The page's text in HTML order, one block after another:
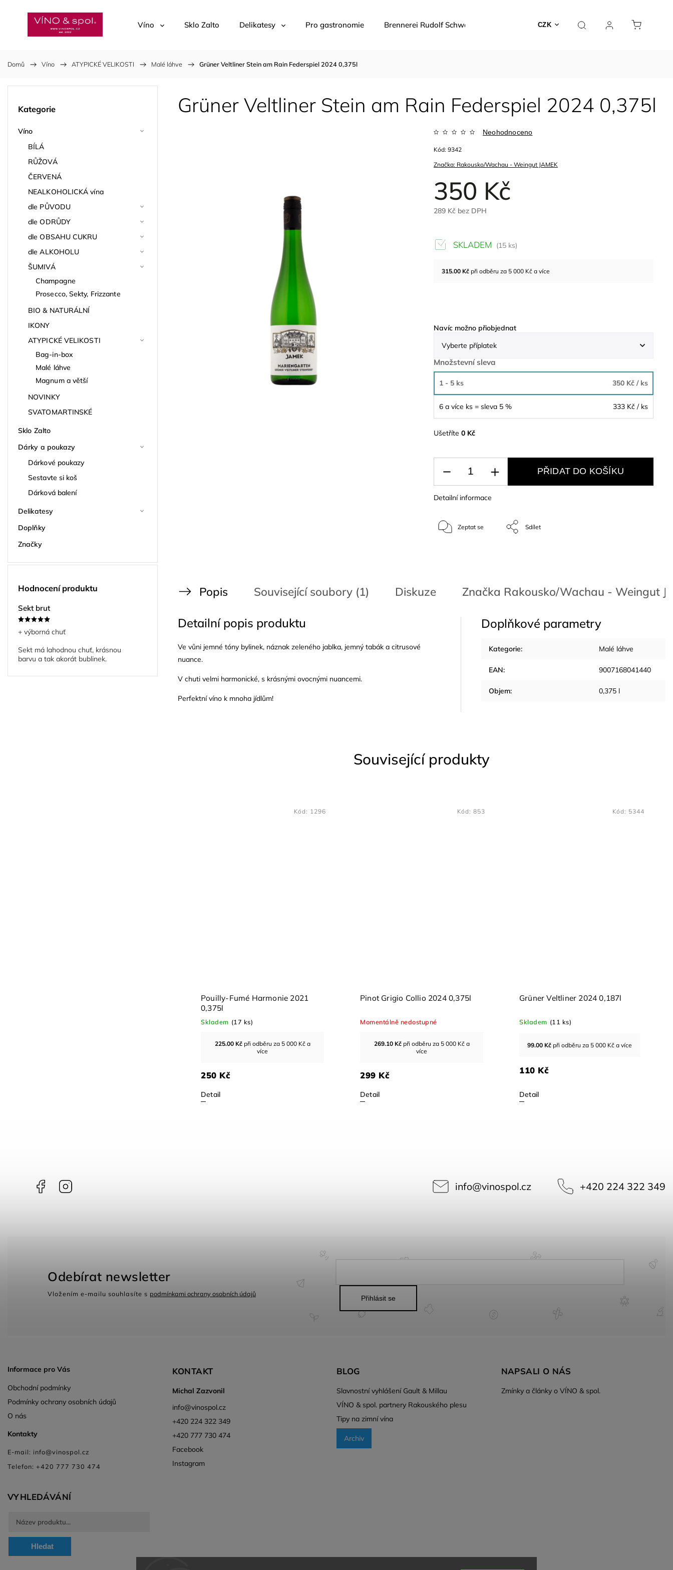
CZK
Víno Sklo Zalto Delikatesy Pro gastronomie Brennerei Rudolf Schwarzer Dárky a poukazy Kontakty
Domů / Víno / ATYPICKÉ VELIKOSTI / Malé láhve / Grüner Veltliner Stein am Rain Federspiel 2024 0,375l
Kategorie
Víno
BÍLÁ
RŮŽOVÁ
ČERVENÁ
NEALKOHOLICKÁ vína
dle PŮVODU
dle ODRŮDY
dle OBSAHU CUKRU
dle ALKOHOLU
ŠUMIVÁ
Champagne
Prosecco, Sekty, Frizzante
BIO & NATURÁLNÍ
IKONY
ATYPICKÉ VELIKOSTI
Bag-in-box
Malé láhve
Magnum a větší
NOVINKY
SVATOMARTINSKÉ
Sklo Zalto
Dárky a poukazy
Dárkové poukazy
Sestavte si koš
Dárková balení
Delikatesy
Doplňky
Značky
Hodnocení produktu
Sekt brut
+ výborná chuť
Sekt má lahodnou chuť, krásnou
barvu a tak akorát bublinek.
Grüner Veltliner Stein am Rain Federspiel 2024 0,375l
Značka: Rakousko/Wachau - Weingut JAMEK
Neohodnoceno
315.00 Kč při odběru za 5 000 Kč a více
350 Kč
289 Kč bez DPH
Kód: 9342
Navíc možno přiobjednat
SKLADEM (15 ks)
Množstevní sleva
1 - 5 ks 350 Kč / ks
6 a více ks = sleva 5 % 333 Kč / ks
Ušetříte 0 Kč
PŘIDAT DO KOŠÍKU
Detailní informace
Zeptat se Sdílet
Popis Související soubory (1) Diskuze Značka Rakousko/Wachau - Weingut
Detailní popis produktu
Ve vůni jemné tóny bylinek, náznak zeleného jablka, jemný tabák a citrusové
nuance.
V chuti velmi harmonické, s krásnými ovocnými nuancemi.
Perfektní víno k mnoha jídlům!
Doplňkové parametry
Kategorie: Malé láhve
EAN: 9007168041440
Objem: 0,375 l
Související produkty
Pouilly-Fumé Harmonie 2021
0,375l
Skladem (17 ks)
250 Kč
225.00 Kčpři odběru za 5 000 Kč a
více
Detail
Kód: 1296
Pinot Grigio Collio 2024 0,375l
Momentálně nedostupné
299 Kč
269.10 Kčpři odběru za 5 000 Kč a
více
Detail
Kód: 853
Grüner Veltliner 2024 0,187l
Skladem (11 ks)
110 Kč
99.00 Kč při odběru za 5 000 Kč a více
Detail
Kód: 5344
Facebook info@vinospol.cz +420 224 322 349
Odebírat newsletter
Vložením e-mailu souhlasíte s podmínkami ochrany osobních údajů
Přihlásit se
Informace pro Vás
Obchodní podmínky
Podmínky ochrany osobních údajů
O nás
Kontakty
E-mail: info@vinospol.cz
Telefon: +420 777 730 474
KONTAKT
Michal Zazvonil
info@vinospol.cz
+420 224 322 349
+420 777 730 474
Facebook
Instagram
BLOG
Slavnostní vyhlášení Gault & Millau
VÍNO & spol. partnery Rakouského plesu
Tipy na zimní vína
Archiv
NAPSALI O NÁS
Zmínky a články o VÍNO & spol.
VYHLEDÁVÁNÍ
Hledat